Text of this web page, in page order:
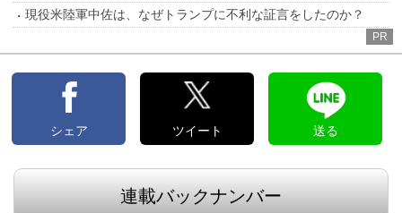
現役米陸軍中佐は、なぜトランプに不利な証言をしたのか？
PR
シェア ツイート 送る
連載バックナンバー